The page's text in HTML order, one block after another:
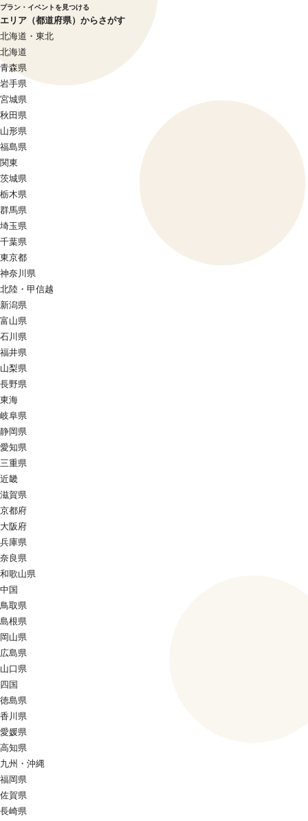
プラン・イベントを見つける
エリア（都道府県）からさがす
北海道・東北
北海道
青森県
岩手県
宮城県
秋田県
山形県
福島県
関東
茨城県
栃木県
群馬県
埼玉県
千葉県
東京都
神奈川県
北陸・甲信越
新潟県
富山県
石川県
福井県
山梨県
長野県
東海
岐阜県
静岡県
愛知県
三重県
近畿
滋賀県
京都府
大阪府
兵庫県
奈良県
和歌山県
中国
鳥取県
島根県
岡山県
広島県
山口県
四国
徳島県
香川県
愛媛県
高知県
九州・沖縄
福岡県
佐賀県
長崎県